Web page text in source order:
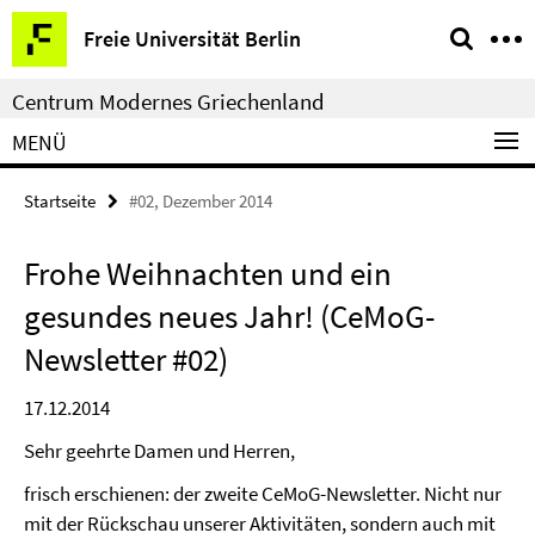
Springe
direkt
zu
Inhalt
Freie Universität Berlin
Service-
Navigation
Centrum Modernes Griechenland
MENÜ
Startseite #02, Dezember 2014
Frohe Weihnachten und ein
gesundes neues Jahr! (CeMoG-
Newsletter #02)
17.12.2014
Sehr geehrte Damen und Herren,
frisch erschienen: der zweite CeMoG-Newsletter. Nicht nur
mit der Rückschau unserer Aktivitäten, sondern auch mit